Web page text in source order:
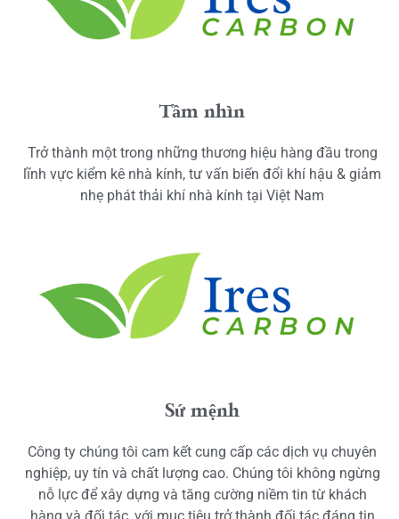
Tầm nhìn
Trở thành một trong những thương hiệu hàng đầu trong
lĩnh vực kiểm kê nhà kính, tư vấn biến đổi khí hậu & giảm
nhẹ phát thải khí nhà kính tại Việt Nam
Sứ mệnh
Công ty chúng tôi cam kết cung cấp các dịch vụ chuyên
nghiệp, uy tín và chất lượng cao. Chúng tôi không ngừng
nỗ lực để xây dựng và tăng cường niềm tin từ khách
hàng và đối tác, với mục tiêu trở thành đối tác đáng tin